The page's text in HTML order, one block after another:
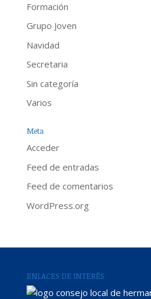
Formación
Grupo Joven
Navidad
Secretaria
Sin categoría
Varios
Meta
Acceder
Feed de entradas
Feed de comentarios
WordPress.org
ENLACES DE INTERÉS